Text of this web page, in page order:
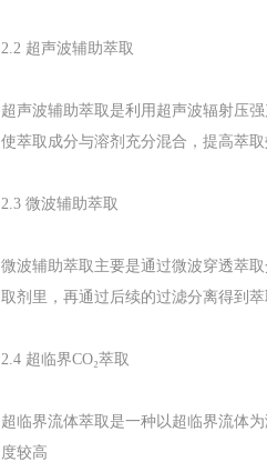
2.2 超声波辅助萃取
超声波辅助萃取是利用超声波辐射压
使萃取成分与溶剂充分混合，提高萃取
2.3 微波辅助萃取
微波辅助萃取主要是通过微波穿透萃
取剂里，再通过后续的过滤分离得到萃
2.4 超临界CO₂萃取
超临界流体萃取是一种以超临界流体
度较高